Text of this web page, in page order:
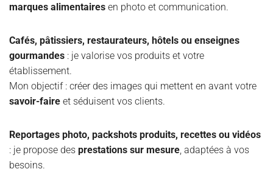
marques alimentaires en photo et communication.
Cafés, pâtissiers, restaurateurs, hôtels ou enseignes
gourmandes : je valorise vos produits et votre
établissement.
Mon objectif : créer des images qui mettent en avant votre
savoir-faire et séduisent vos clients.
Reportages photo, packshots produits, recettes ou vidéos
: je propose des prestations sur mesure, adaptées à vos
besoins.